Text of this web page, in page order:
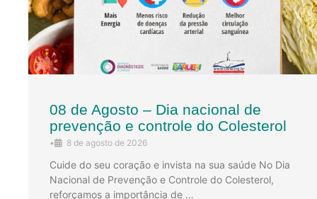
08 de Agosto – Dia nacional de
prevenção e controle do Colesterol
• 8 de agosto de 2026
Cuide do seu coração e invista na sua saúde No Dia
Nacional de Prevenção e Controle do Colesterol,
reforçamos a importância de …